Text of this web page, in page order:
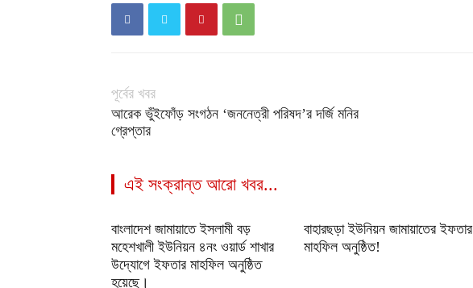
পূর্বের খবর
আরেক ভুঁইফোঁড় সংগঠন ‘জননেত্রী পরিষদ’র দর্জি মনির
গ্রেপ্তার
এই সংক্রান্ত আরো খবর...
বাংলাদেশ জামায়াতে ইসলামী বড়
মহেশখালী ইউনিয়ন ৪নং ওয়ার্ড শাখার
উদ্যোগে ইফতার মাহফিল অনুষ্ঠিত
হয়েছে।
বাহারছড়া ইউনিয়ন জামায়াতের ইফতার
মাহফিল অনুষ্ঠিত!